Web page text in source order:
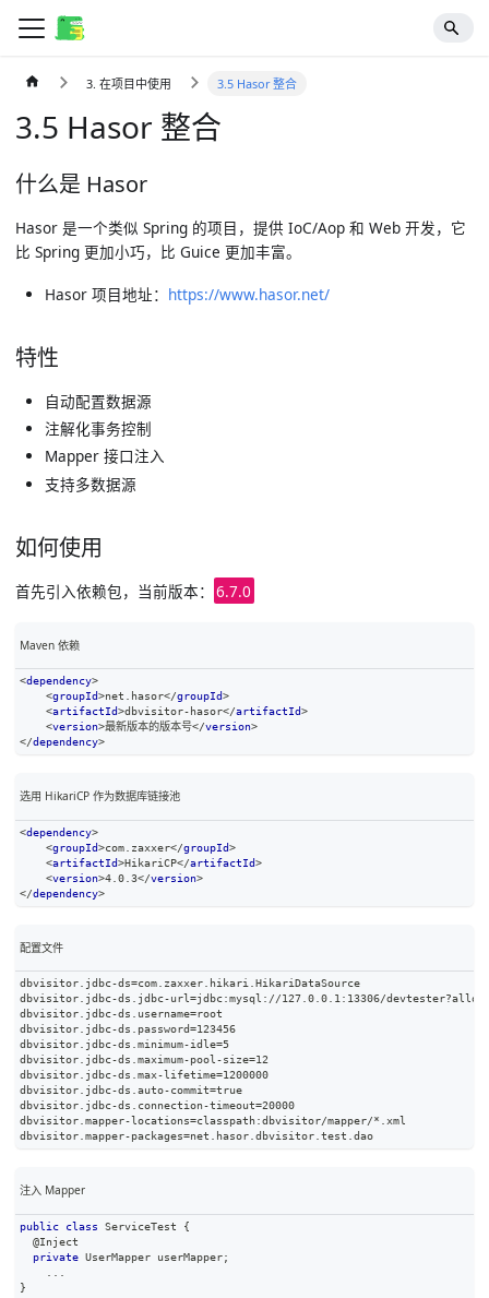
3. 在项目中使用 3.5 Hasor 整合
3.5 Hasor 整合
什么是 Hasor
Hasor 是一个类似 Spring 的项目，提供 IoC/Aop 和 Web 开发，它
比 Spring 更加小巧，比 Guice 更加丰富。
Hasor 项目地址： https://www.hasor.net/
特性
自动配置数据源
注解化事务控制
Mapper 接口注入
支持多数据源
如何使用
首先引入依赖包，当前版本： 6.7.0
Maven 依赖
<dependency>
<groupId>net.hasor</groupId>
<artifactId>dbvisitor-hasor</artifactId>
<version>最新版本的版本号</version>
</dependency>
选用 HikariCP 作为数据库链接池
<dependency>
<groupId>com.zaxxer</groupId>
<artifactId>HikariCP</artifactId>
<version>4.0.3</version>
</dependency>
配置文件
dbvisitor.jdbc-ds=com.zaxxer.hikari.HikariDataSource
dbvisitor.jdbc-ds.jdbc-url=jdbc:mysql://127.0.0.1:13306/
dbvisitor.jdbc-ds.username=root
dbvisitor.jdbc-ds.password=123456
dbvisitor.jdbc-ds.minimum-idle=5
dbvisitor.jdbc-ds.maximum-pool-size=12
dbvisitor.jdbc-ds.max-lifetime=1200000
dbvisitor.jdbc-ds.auto-commit=true
dbvisitor.jdbc-ds.connection-timeout=20000
dbvisitor.mapper-locations=classpath:dbvisitor/mapper/*.xml
dbvisitor.mapper-packages=net.hasor.dbvisitor.test.dao
注入 Mapper
public class ServiceTest
{
@Inject
private UserMapper userMapper;
}